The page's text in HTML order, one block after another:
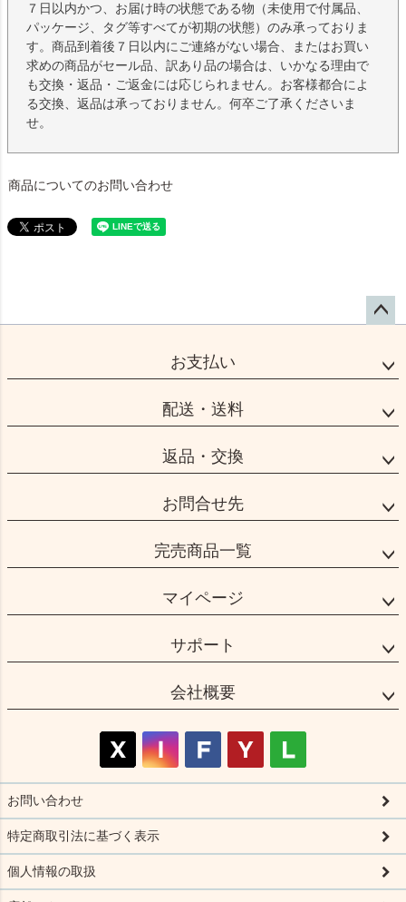
７日以内かつ、お届け時の状態である物（未使用で付属品、
パッケージ、タグ等すべてが初期の状態）のみ承っておりま
す。商品到着後７日以内にご連絡がない場合、またはお買い
求めの商品がセール品、訳あり品の場合は、いかなる理由で
も交換・返品・ご返金には応じられません。お客様都合によ
る交換、返品は承っておりません。何卒ご了承くださいま
せ。
商品についてのお問い合わせ
ップ
お支払い
配送・送料
返品・交換
お問合せ先
完売商品一覧
マイページ
サポート
会社概要
お問い合わせ
特定商取引法に基づく表示
個人情報の取扱